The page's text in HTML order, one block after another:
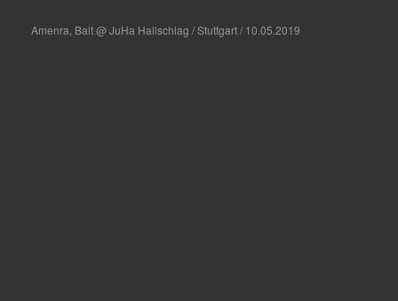
Amenra, Bait @ JuHa Hallschlag / Stuttgart / 10.05.2019